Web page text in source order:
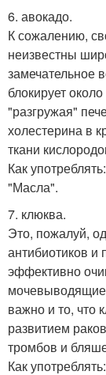
6. авокадо.
К сожалению,
неизвестны
замечательное
блокирует
"разгружая"
холестерина в
ткани
Как
"Масла".
7. клюква.
Это, пожалуй,
антибиотиков и
эффективно
мочевыводящие
важно и то, что
развитием
тромбов и
Как